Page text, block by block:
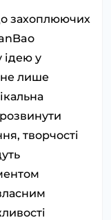
захоплюючих
ідею у
не лише
творчості